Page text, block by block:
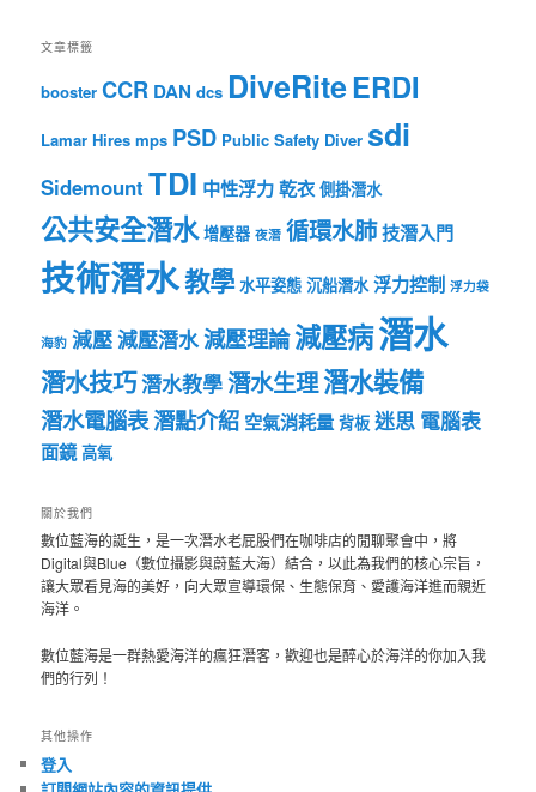
文章標籤
booster CCR DAN dcs DiveRiteERDI
Lamar Hires mps PSD Public Safety Diver sdi
Sidemount TDI 中性浮力乾衣 側掛潛水
公共安全潛水 增壓器 夜潛 循環水肺技潛入門
技術潛水教學 水平姿態 沉船潛水 浮力控制 浮力袋
海豹 減壓減壓潛水減壓理論減壓病潛水
潛水技巧潛水教學潛水生理潛水裝備
潛水電腦表潛點介紹 空氣消耗量 背板 迷思 電腦表
面鏡 高氧
關於我們
數位藍海的誕生，是一次潛水老屁股們在咖啡店的閒聊聚會中，將
Digital與Blue（數位攝影與蔚藍大海）結合，以此為我們的核心宗旨，
讓大眾看見海的美好，向大眾宣導環保、生態保育、愛護海洋進而親近
海洋。
數位藍海是一群熱愛海洋的瘋狂潛客，歡迎也是醉心於海洋的你加入我
們的行列！
其他操作
登入